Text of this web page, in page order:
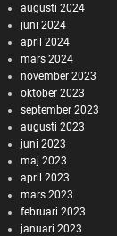
augusti 2024
juni 2024
april 2024
mars 2024
november 2023
oktober 2023
september 2023
augusti 2023
juni 2023
maj 2023
april 2023
mars 2023
februari 2023
januari 2023